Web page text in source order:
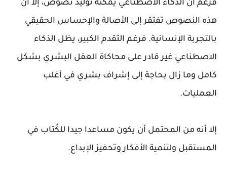
فرغم أن الذكاء الاصطناعي يمكنه توليد نصوص، إلا أن
هذه النصوص تفتقر إلى الأصالة والإحساس الحقيقي
بالتجربة الإنسانية. فرغم التقدم الكبير، يظل الذكاء
الاصطناعي غير قادر على محاكاة العقل البشري بشكل
كامل وما زال بحاجة إلى إشراف بشري في أغلب
العمليات.
إلا أنه من المحتمل أن يكون مساعدا جيدا للكُتاب في
المستقبل ولتنمية الأفكار وتحفيز الإبداع.